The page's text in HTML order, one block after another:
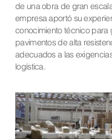
de una obra de gran
empresa aportó su
conocimiento técnico para
pavimentos de alta
adecuados a las
logística.